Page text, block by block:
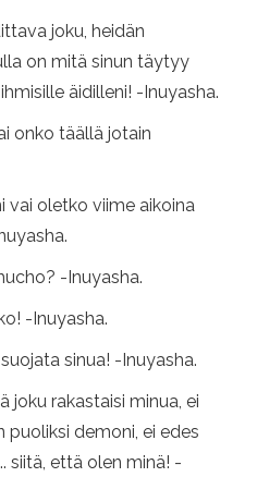
joku, heidän
on mitä sinun täytyy
äidilleni! -Inuyasha.
onko täällä jotain
vai oletko viime aikoina
-Inuyasha.
-Inuyasha.
sinua! -Inuyasha.
joku rakastaisi minua, ei
puoliksi demoni, ei edes
siitä, että olen minä! -